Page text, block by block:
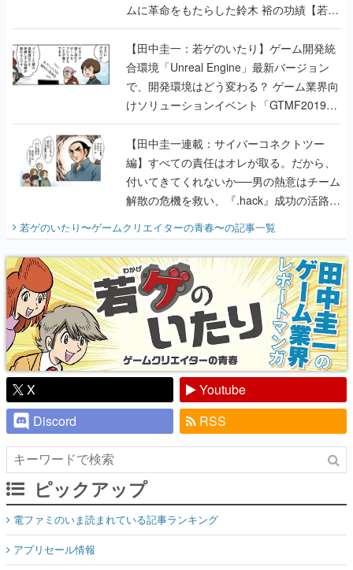
ムに革命をもたらした鈴木 裕の功績【若ゲ
のいたり】
【田中圭一：若ゲのいたり】ゲーム開発統
合環境「Unreal Engine」最新バージョン
で、開発環境はどう変わる？ ゲーム業界向
けソリューションイベント「GTMF2019」
に行って、より理解を深めよう【PR】
【田中圭一連載：サイバーコネクトツー
編】すべての責任はオレが取る。だから、
付いてきてくれないか──男の熱意はチーム
解散の危機を救い、『.hack』成功の活路を
『少年ジャンプ』色だった【若ゲのいた
り】
若ゲのいたり〜ゲームクリエイターの青春〜の記事一覧
X
Youtube
Discord
RSS
ピックアップ
電ファミのいま読まれている記事ランキング
アプリセール情報